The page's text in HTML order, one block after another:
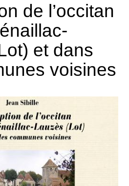
de l’occitan
et dans
voisines